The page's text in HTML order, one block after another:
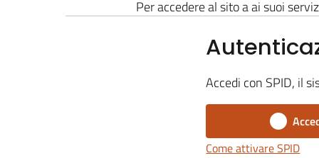
Per accedere al sito a ai suoi
Accedi con SPID, il
Come attivare SPID